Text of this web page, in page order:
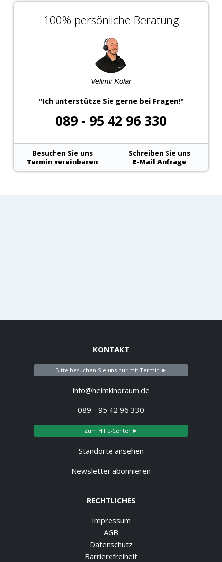
100% persönliche Beratung
Velimir Kolar
"Ich unterstütze Sie gerne bei Fragen!"
089 - 95 42 96 330
Besuchen Sie uns
Termin vereinbaren
Schreiben Sie uns
E-Mail Anfrage
KONTAKT
Bitte besuchen Sie uns nur mit Termin ►
info@heimkinoraum.de
089 - 95 42 96 330
Zum Hilfe-Center ►
Standorte ansehen
Newsletter abonnieren
RECHTLICHES
Impressum
AGB
Datenschutz
Barrierefreiheit